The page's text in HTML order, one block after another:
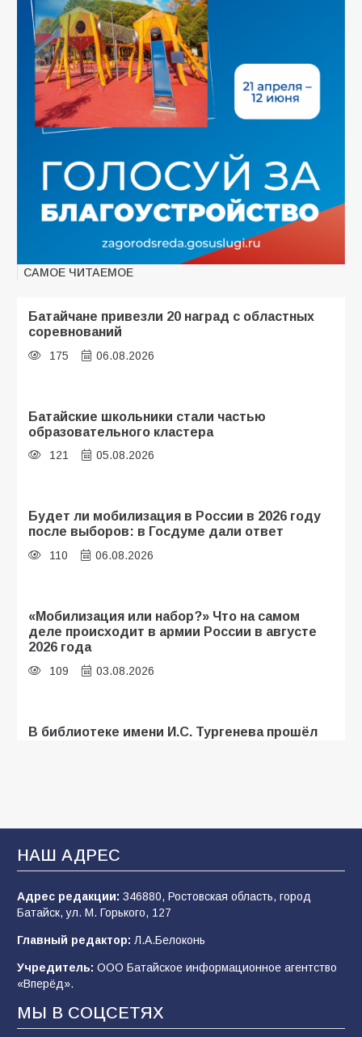
САМОЕ ЧИТАЕМОЕ
Батайчане привезли 20 наград с областных
соревнований
175 06.08.2026
Батайские школьники стали частью
образовательного кластера
121 05.08.2026
Будет ли мобилизация в России в 2026 году
после выборов: в Госдуме дали ответ
110 06.08.2026
«Мобилизация или набор?» Что на самом
деле происходит в армии России в августе
2026 года
109 03.08.2026
В библиотеке имени И.С. Тургенева прошёл
В Батайске продолжаются дорожные работы
107 04.08.2026
В детском саду № 35 дети освоили
строительные профессии в ходе
спортивного праздника
90
НАШ АДРЕС
Адрес редакции: 346880, Ростовская область, город
Батайск, ул. М. Горького, 127
Главный редактор: Л.А.Белоконь
Учредитель: ООО Батайское информационное агентство
«Вперёд».
МЫ В СОЦСЕТЯХ